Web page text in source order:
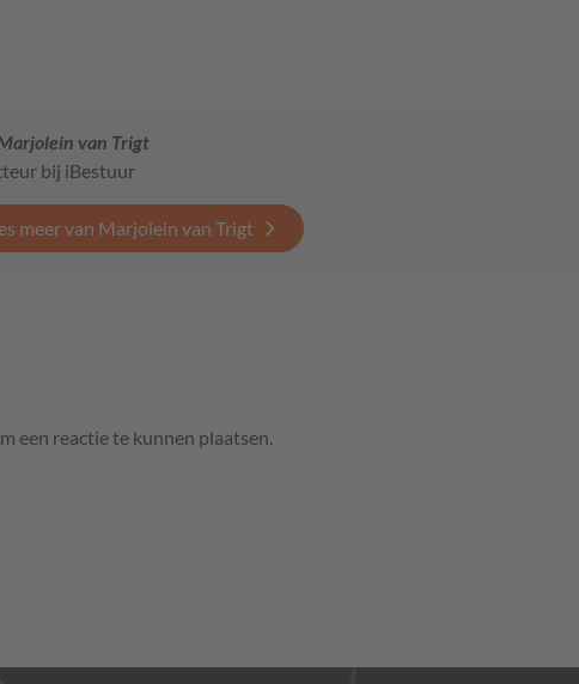
van Trigt
bij iBestuur
meer van Marjolein van Trigt
een reactie te kunnen plaatsen.